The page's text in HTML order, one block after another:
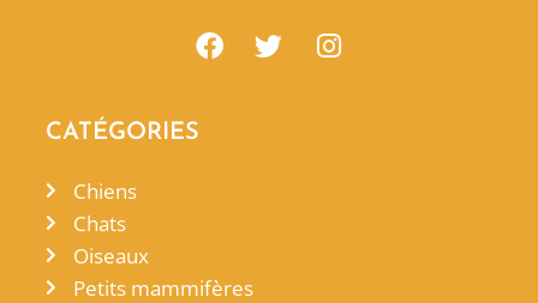
CATÉGORIES
Chiens
Chats
Oiseaux
Petits mammifères